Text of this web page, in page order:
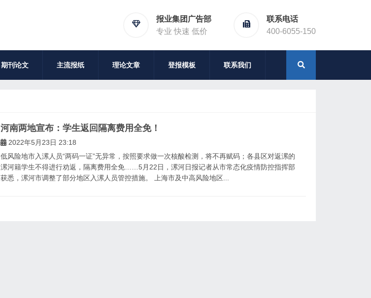
报业集团广告部
专业 快速 低价
联系电话
400-6055-150
期刊论文 主流报纸 理论文章 登报模板 联系我们
河南两地宣布：学生返回隔离费用全免！
2022年5月23日 23:18
低风险地市入漯人员“两码一证”无异常，按照要求做一次核酸检测，将不再赋码；各县区对返漯的
漯河籍学生不得进行劝返，隔离费用全免……5月22日，漯河日报记者从市常态化疫情防控指挥部
获悉，漯河市调整了部分地区入漯人员管控措施。 上海市及中高风险地区...